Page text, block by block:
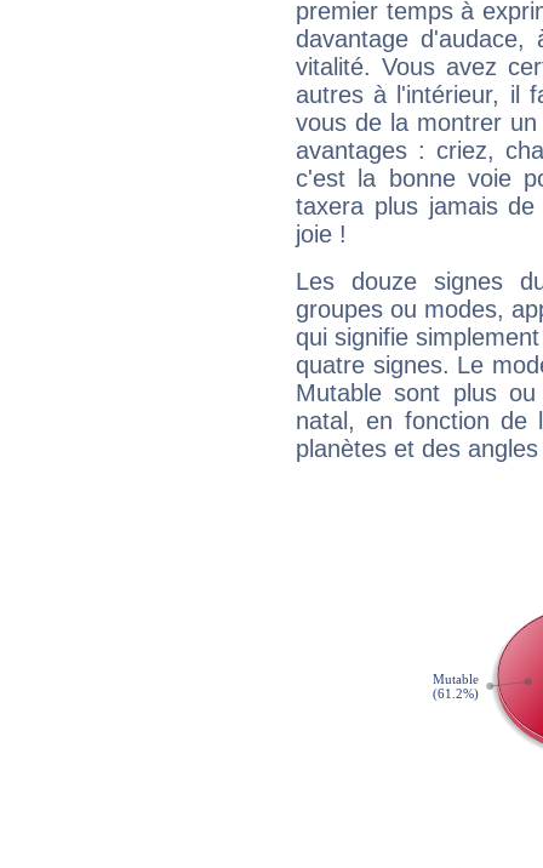
premier temps à
davantage
vitalité. Vous avez
autres à l'intérieur, il
vous de la montrer
avantages : criez,
c'est la bonne voie
taxera plus jamais
joie !
Les douze signes
groupes ou modes,
qui signifie
quatre signes. Le
Mutable sont plus
natal, en fonction de
planètes et des